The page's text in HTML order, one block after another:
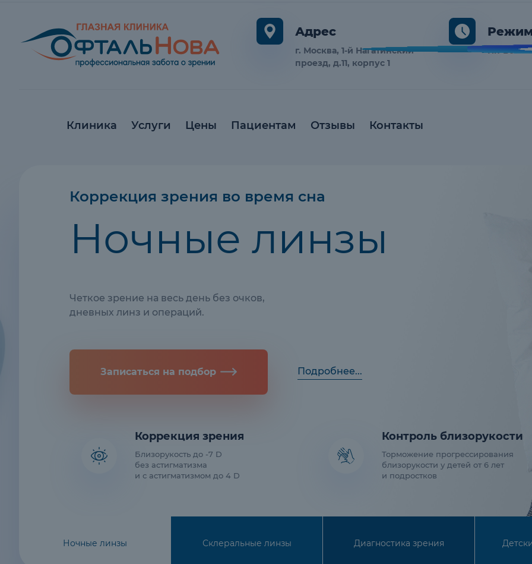
Адрес
г. Москва, 1-й Нагатинский
проезд, д.11, корпус 1
Пн-Вс
Клиника Услуги Цены Пациентам Отзывы Контакты
Коррекция зрения во время сна
Ночные линзы
Четкое зрение на весь день без очков,
дневных линз и операций.
Записаться на подбор Подробнее...
Коррекция зрения
Близорукость до -7 D
без астигматизма
и с астигматизмом до 4 D
Контроль близорукости
Торможение прогрессирования
близорукости у детей от 6 лет
и подростков